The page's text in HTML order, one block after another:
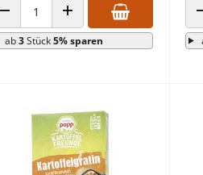
ANZAHL VERRINGERNANZAHL ERHÖHEN
ab3Stück5% sparen